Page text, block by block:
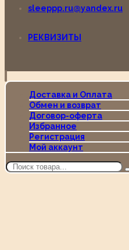
sleeppp.ru@yandex.ru
РЕКВИЗИТЫ
Доставка и Оплата
Обмен и возврат
Договор-оферта
Избранное
Регистрация
Мой аккаунт